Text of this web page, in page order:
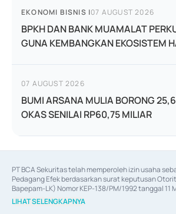
EKONOMI BISNIS |07 AUGUST 2026
BPKH DAN BANK MUAMALAT
GUNA KEMBANGKAN EKOSISTEM
07 AUGUST 2026
BUMI ARSANA MULIA BORONG
OKAS SENILAI RP60,75 MILIAR
PT BCA Sekuritas telah memperoleh izin usaha
Pedagang Efek berdasarkan surat keputusan
Bapepam-LK) Nomor KEP-138/PM/1992 tanggal 11
06/D.04/2014 tanggal 28 Februari 2014, izin usaha
Efek berdasarkan surat keputusan Otoritas Jasa
LIHAT SELENGKAPNYA